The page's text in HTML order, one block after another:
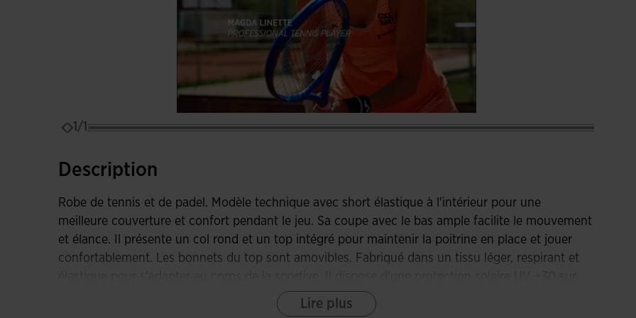
1/1
Description
Robe de tennis et de padel. Modèle technique avec short élastique à l'intérieur pour une
meilleure couverture et confort pendant le jeu. Sa coupe avec le bas ample facilite le mouvement
et élance. Il présente un col rond et un top intégré pour maintenir la poitrine en place et jouer
confortablement. Les bonnets du top sont amovibles. Fabriqué dans un tissu léger, respirant et
les couleurs claires. De plus, des perforations découpées au laser ont été ajoutées sur la poitrine
pour offrir une ventilation supérieure de la transpiration. Il comprend également un short
Lire plus